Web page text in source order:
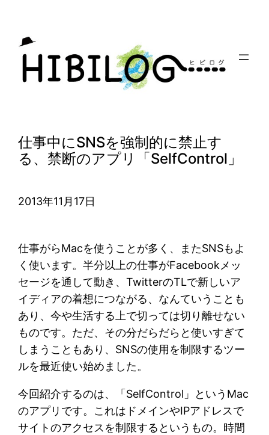
仕事中にSNSを強制的に禁止す
る、禁断のアプリ「SelfControl」
2013年11月17日
仕事がらMacを使うことが多く、またSNSもよ
く使います。半分以上の仕事がFacebookメッ
セージを通して動き、TwitterのTLで新しいア
イディアの着想につながる、なんていうことも
あり、今や生活する上で切っては切り離せない
ものです。ただ、その分だらだらと使いすぎて
しまうこともあり、SNSの使用を制限するツー
ルを最近使い始めました。
今回紹介するのは、「SelfControl」というMac
のアプリです。これはドメインやIPアドレスで
サイトのアクセスを制限するというもの。時間